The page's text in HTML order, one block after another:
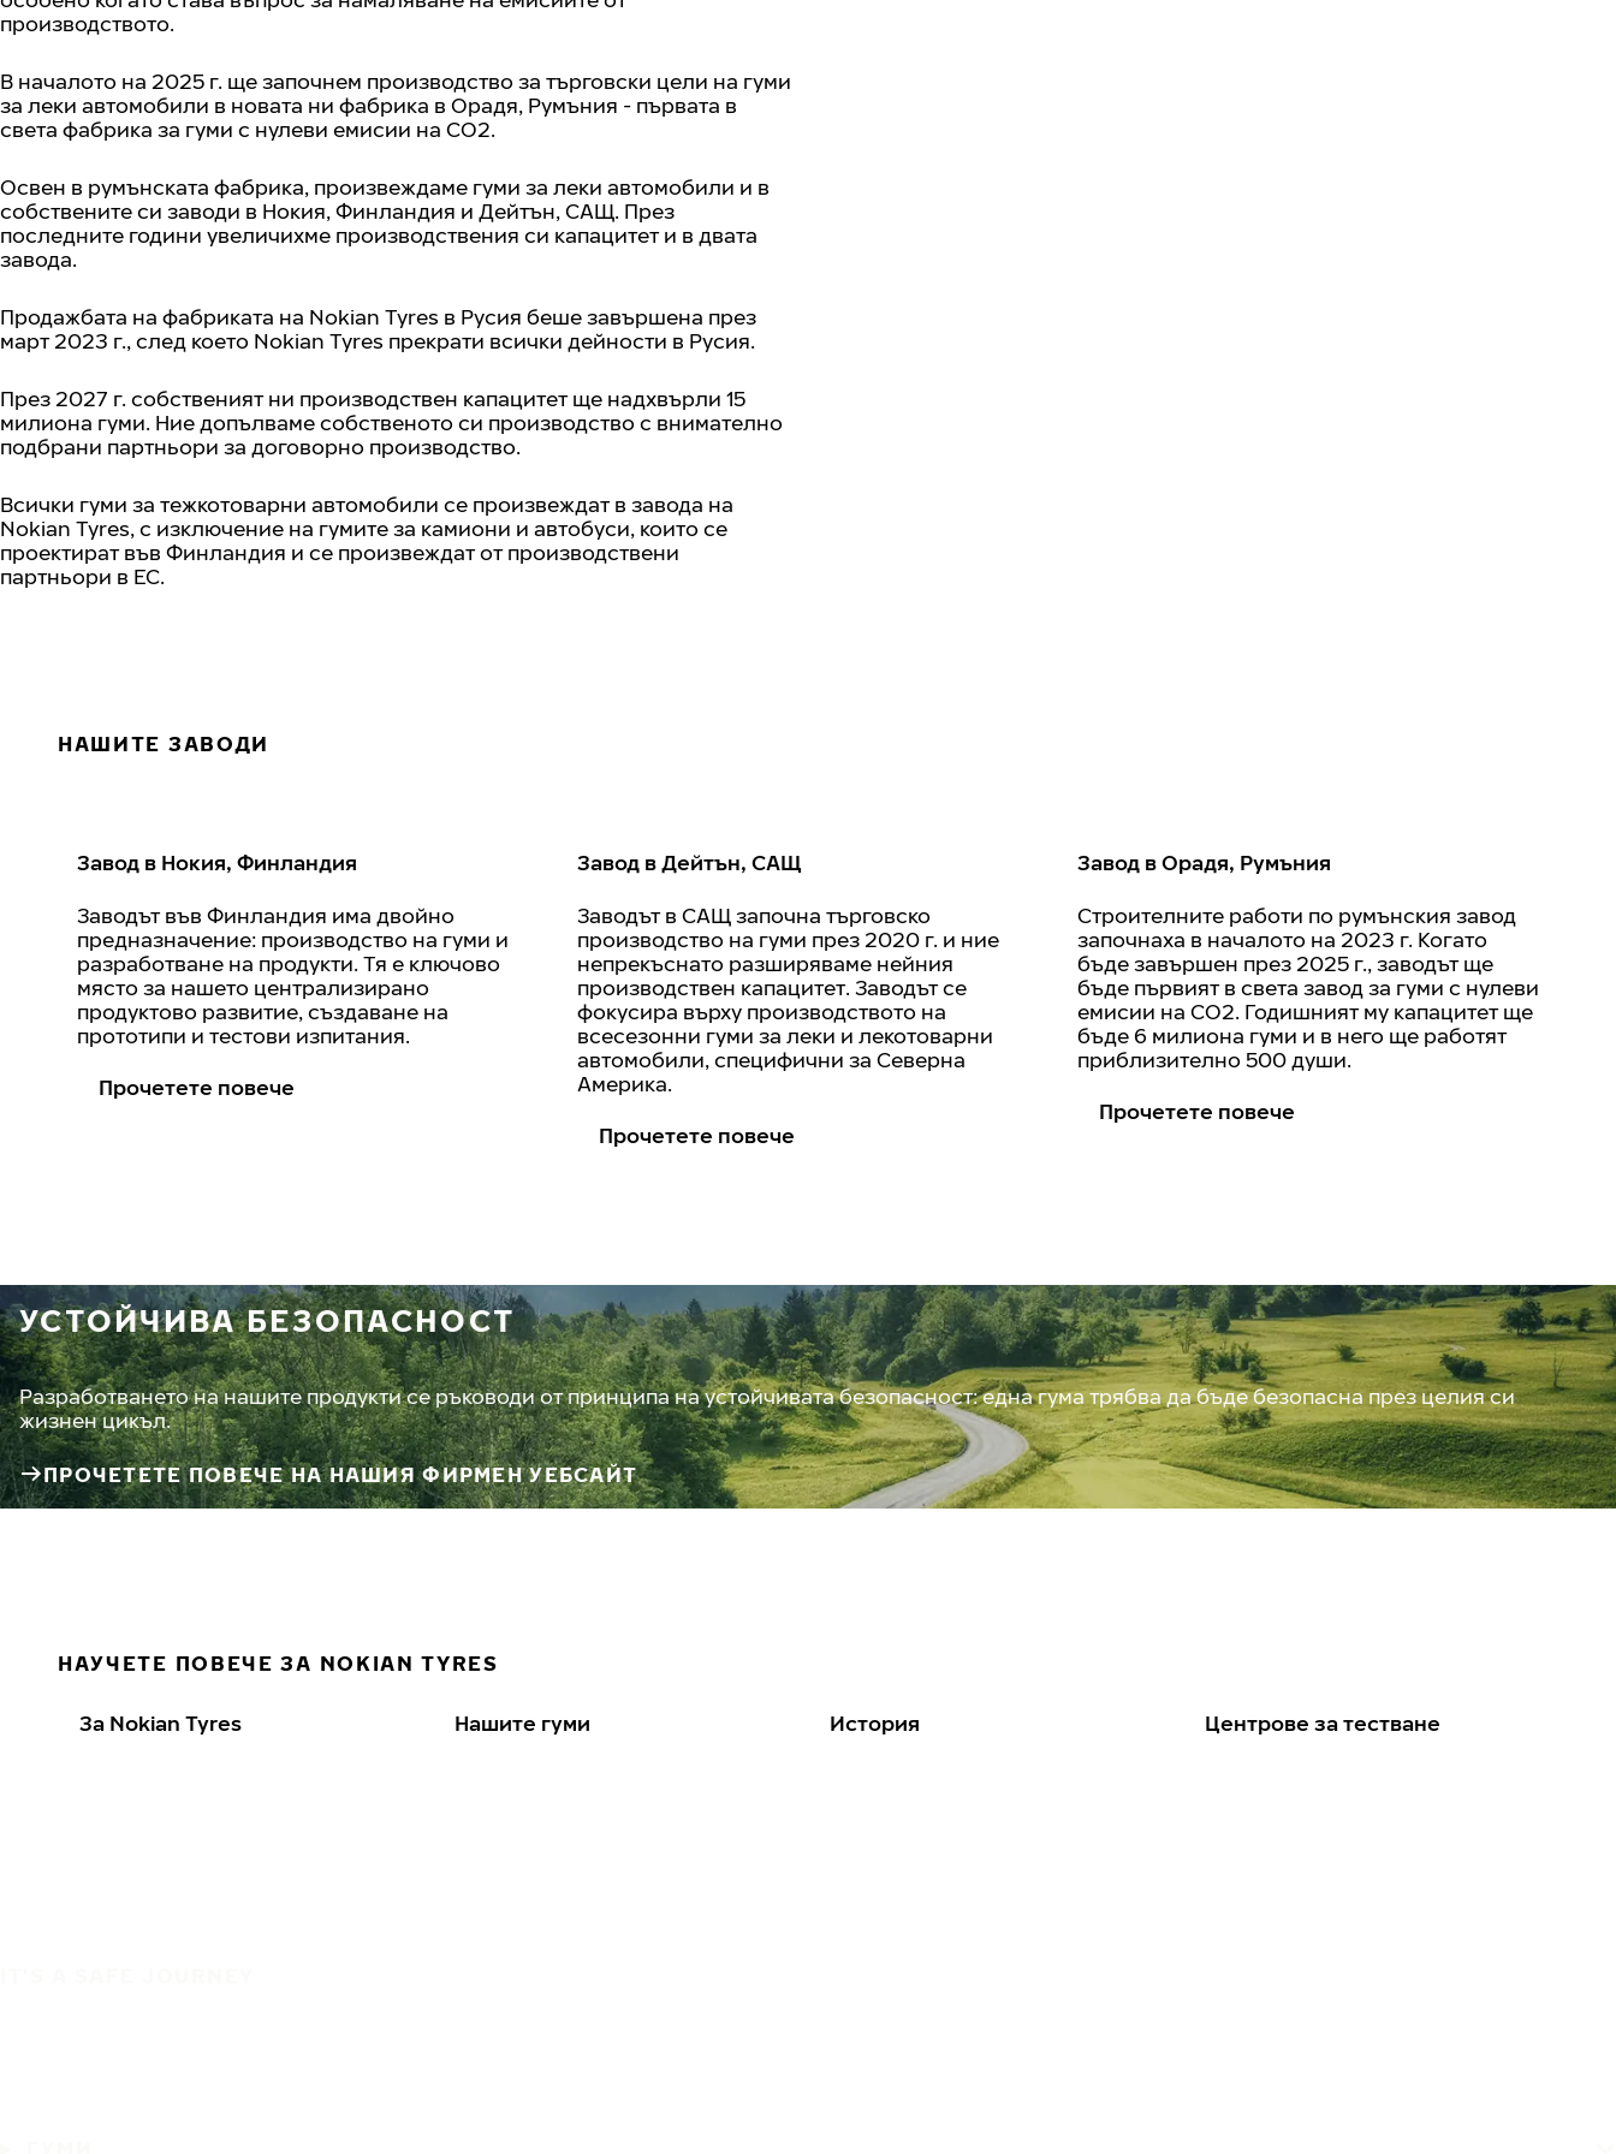
производството.
В началото на 2025 г. ще започнем производство за търговски цели на гуми
за леки автомобили в новата ни фабрика в Орадя, Румъния - първата в
света фабрика за гуми с нулеви емисии на CO2.
Освен в румънската фабрика, произвеждаме гуми за леки автомобили и в
собствените си заводи в Нокия, Финландия и Дейтън, САЩ. През
последните години увеличихме производствения си капацитет и в двата
завода.
Продажбата на фабриката на Nokian Tyres в Русия беше завършена през
март 2023 г., след което Nokian Tyres прекрати всички дейности в Русия.
През 2027 г. собственият ни производствен капацитет ще надхвърли 15
милиона гуми. Ние допълваме собственото си производство с внимателно
подбрани партньори за договорно производство.
Всички гуми за тежкотоварни автомобили се произвеждат в завода на
Nokian Tyres, с изключение на гумите за камиони и автобуси, които се
проектират във Финландия и се произвеждат от производствени
партньори в ЕС.
НАШИТЕ ЗАВОДИ
Завод в Нокия, Финландия
Заводът във Финландия има двойно
предназначение: производство на гуми и
разработване на продукти. Тя е ключово
място за нашето централизирано
продуктово развитие, създаване на
прототипи и тестови изпитания.
Прочетете повече
Завод в Дейтън, САЩ
Заводът в САЩ започна търговско
производство на гуми през 2020 г. и ние
непрекъснато разширяваме нейния
производствен капацитет. Заводът се
фокусира върху производството на
всесезонни гуми за леки и лекотоварни
автомобили, специфични за Северна
Америка.
Прочетете повече
Завод в Орадя, Румъния
Строителните работи по румънския завод
започнаха в началото на 2023 г. Когато
бъде завършен през 2025 г., заводът ще
бъде първият в света завод за гуми с нулеви
емисии на CO2. Годишният му капацитет ще
бъде 6 милиона гуми и в него ще работят
приблизително 500 души.
Прочетете повече
УСТОЙЧИВА БЕЗОПАСНОСТ
Разработването на нашите продукти се ръководи от принципа на устойчивата безопасност: една гума трябва да бъде безопасна през целия си
жизнен цикъл.
ПРОЧЕТЕТЕ ПОВЕЧЕ НА НАШИЯ ФИРМЕН УЕБСАЙТ
НАУЧЕТЕ ПОВЕЧЕ ЗА NOKIAN TYRES
За Nokian Tyres Нашите гуми История Центрове за тестване